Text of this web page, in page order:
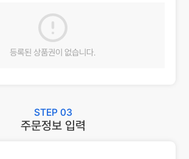
등록된 상품권이 없습니다.
STEP 03
주문정보 입력